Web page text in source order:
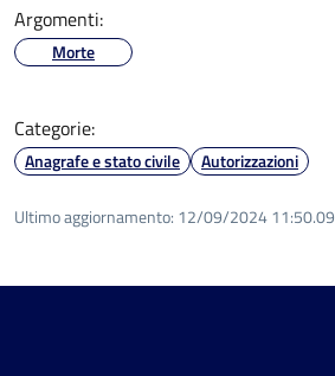
Argomenti:
Morte
Categorie:
Anagrafe e stato civile Autorizzazioni
Ultimo aggiornamento: 12/09/2024 11:50.09